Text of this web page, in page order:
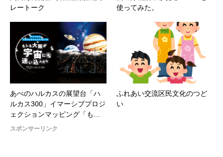
レートーク
使ってみた。
あべのハルカスの展望台「ハ
ルカス300」イマーシブプロジ
ェクションマッピング「も…
ふれあい交流区民文化のつど
い
スポンサーリンク